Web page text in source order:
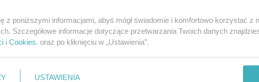
z poniższymi informacjami, abyś mógł świadomie i komfortowo korzystać z
Szczegółowe informacje dotyczące przetwarzania Twoich danych
i Cookies. oraz po kliknięciu w „Ustawienia”.
USTAWIENIA